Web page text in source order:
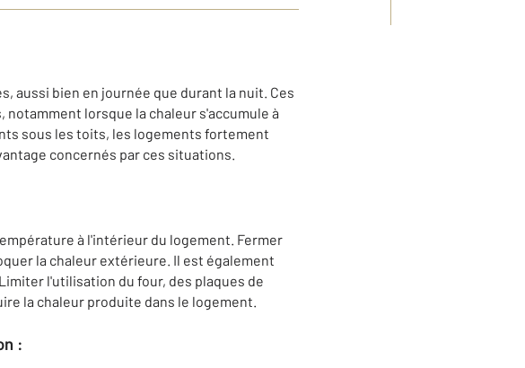
aussi bien en journée que durant la nuit. Ces
lorsque la chaleur s'accumule à
sous les toits, les logements fortement
concernés par ces situations.
à l'intérieur du logement. Fermer
la chaleur extérieure. Il est également
l'utilisation du four, des plaques de
la chaleur produite dans le logement.
: